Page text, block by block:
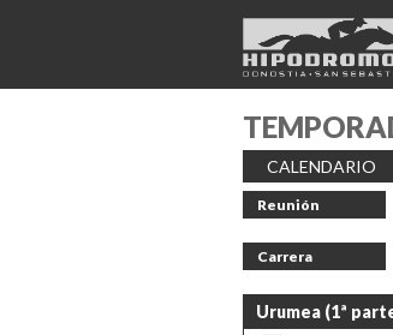
CALENDARIO
Reunión
Carrera
Urumea (1ª